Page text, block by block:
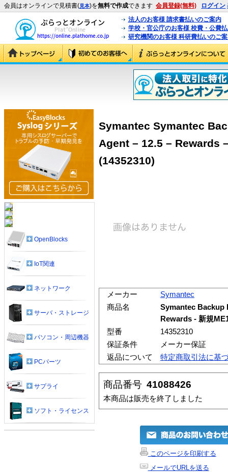
会員はオンラインで見積書(見本)を無料で作成できます 会員登録(無料) ログイン
法人のお客様 請求書払いのご案内
学校・官公庁のお客様 校費・公費
研究機関のお客様 科研費払いのご
Symantec Symantec
Agent – 12.5 – Rewards
(14352310)
メーカー
Symantec
商品名
Symantec Backup
Rewards - 新規
型番
14352310
保証条件
メーカー保証
返品について
特定商取引法に基
商品番号 41088426
本商品は販売を終了しました
このページを印刷する
メールでURLを送る
OpenBlocks
IoT関連
ネットワーク
サーバ・ストレージ
パソコン・周辺機器
PCパーツ
サプライ
ソフト・ライセンス